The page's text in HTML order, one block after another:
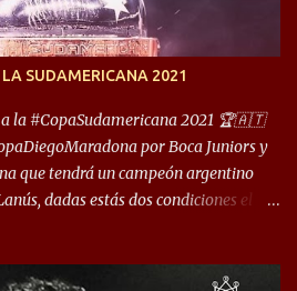
que comparten esas tierras, aunque el
Independiente - Racing. “No
Federal, una ciudad que
“Creo que Avellaneda...
SUDAMERICANA 2021
la #CopaSudamericana 2021 🏆🇦🇹
por Boca Juniors y
que tendrá un campeón argentino
dadas estás dos condiciones el
con 6 partidos, de los cuales sólo los